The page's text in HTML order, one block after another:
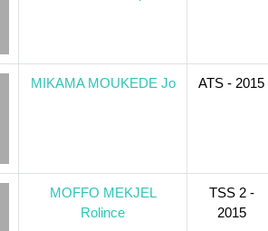
MIKAMA MOUKEDE Jo ATS - 2015
MOFFO MEKJEL
Rolince
TSS 2 -
2015